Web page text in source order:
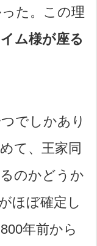
た。この理
ム様が座る
でしかあり
て、王家同
のかどうか
ほぼ確定し
年前から